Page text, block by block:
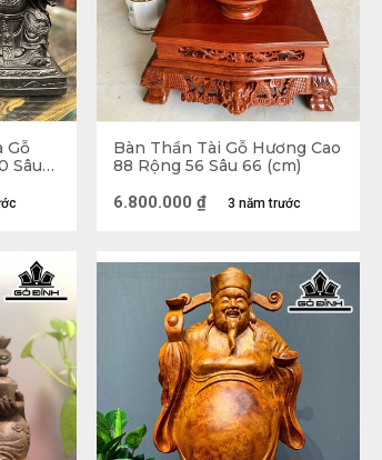
tay cầm roi. Ở Việt Nam, Thần Tài
tay cầm thỏi vàng đặt phía trước
Gỗ
Sâu
Bàn Thần Tài Gỗ Hương Cao
88 Rộng 56 Sâu 66 (cm)
3 năm trước
6.800.000 ₫